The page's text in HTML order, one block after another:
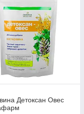
Детоксан Овес